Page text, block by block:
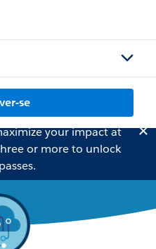
se
your impact at
or more to unlock